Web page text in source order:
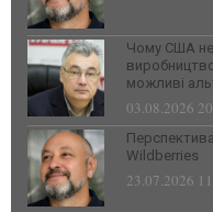
Чому США не
можливі
03.08.2026
Wildberries
23.07.2026